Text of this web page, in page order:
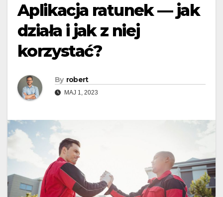
Aplikacja ratunek — jak
działa i jak z niej
korzystać?
By robert
MAJ 1, 2023